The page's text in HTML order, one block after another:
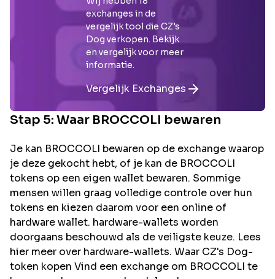
exchanges in de
vergelijk tool die CZ's
Dog verkopen. Bekijk
en vergelijk voor meer
informatie.
Vergelijk Exchanges
Stap 5: Waar BROCCOLI bewaren
Je kan BROCCOLI bewaren op de exchange waarop
je deze gekocht hebt, of je kan de BROCCOLI
tokens op een eigen wallet bewaren. Sommige
mensen willen graag volledige controle over hun
tokens en kiezen daarom voor een online of
hardware wallet. hardware-wallets worden
doorgaans beschouwd als de veiligste keuze. Lees
hier meer over hardware-wallets. Waar CZ's Dog-
token kopen Vind een exchange om BROCCOLI te